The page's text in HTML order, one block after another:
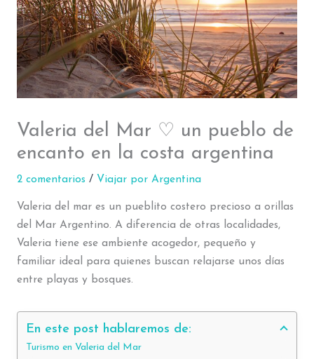
Valeria del Mar ♡ un pueblo de
encanto en la costa argentina
2 comentarios / Viajar por Argentina
Valeria del mar es un pueblito costero precioso a orillas
del Mar Argentino. A diferencia de otras localidades,
Valeria tiene ese ambiente acogedor, pequeño y
familiar ideal para quienes buscan relajarse unos días
entre playas y bosques.
En este post hablaremos de:
Turismo en Valeria del Mar